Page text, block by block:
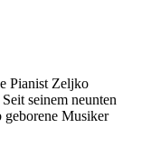
Pianist Zeljko
seinem neunten
geborene Musiker